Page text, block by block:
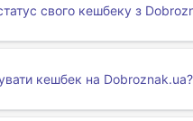
свого кешбеку з
кешбек на Dobroznak.ua?